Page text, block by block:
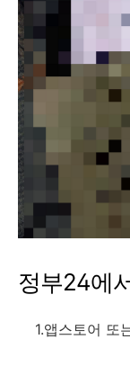
정부24에
1.앱스토어 또